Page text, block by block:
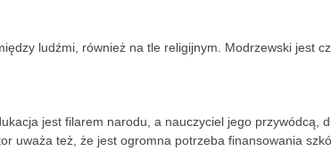
ludźmi, również na tle religijnym. Modrzewski jest
jest filarem narodu, a nauczyciel jego przywódcą,
uważa też, że jest ogromna potrzeba finansowania